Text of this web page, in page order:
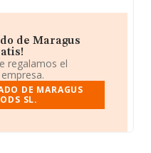
de Maragus
regalamos el
DE MARAGUS
SL.